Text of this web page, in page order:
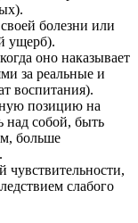
болезни или
ущерб).
оно наказывает
за реальные и
воспитания).
позицию на
над собой, быть
больше
слабого